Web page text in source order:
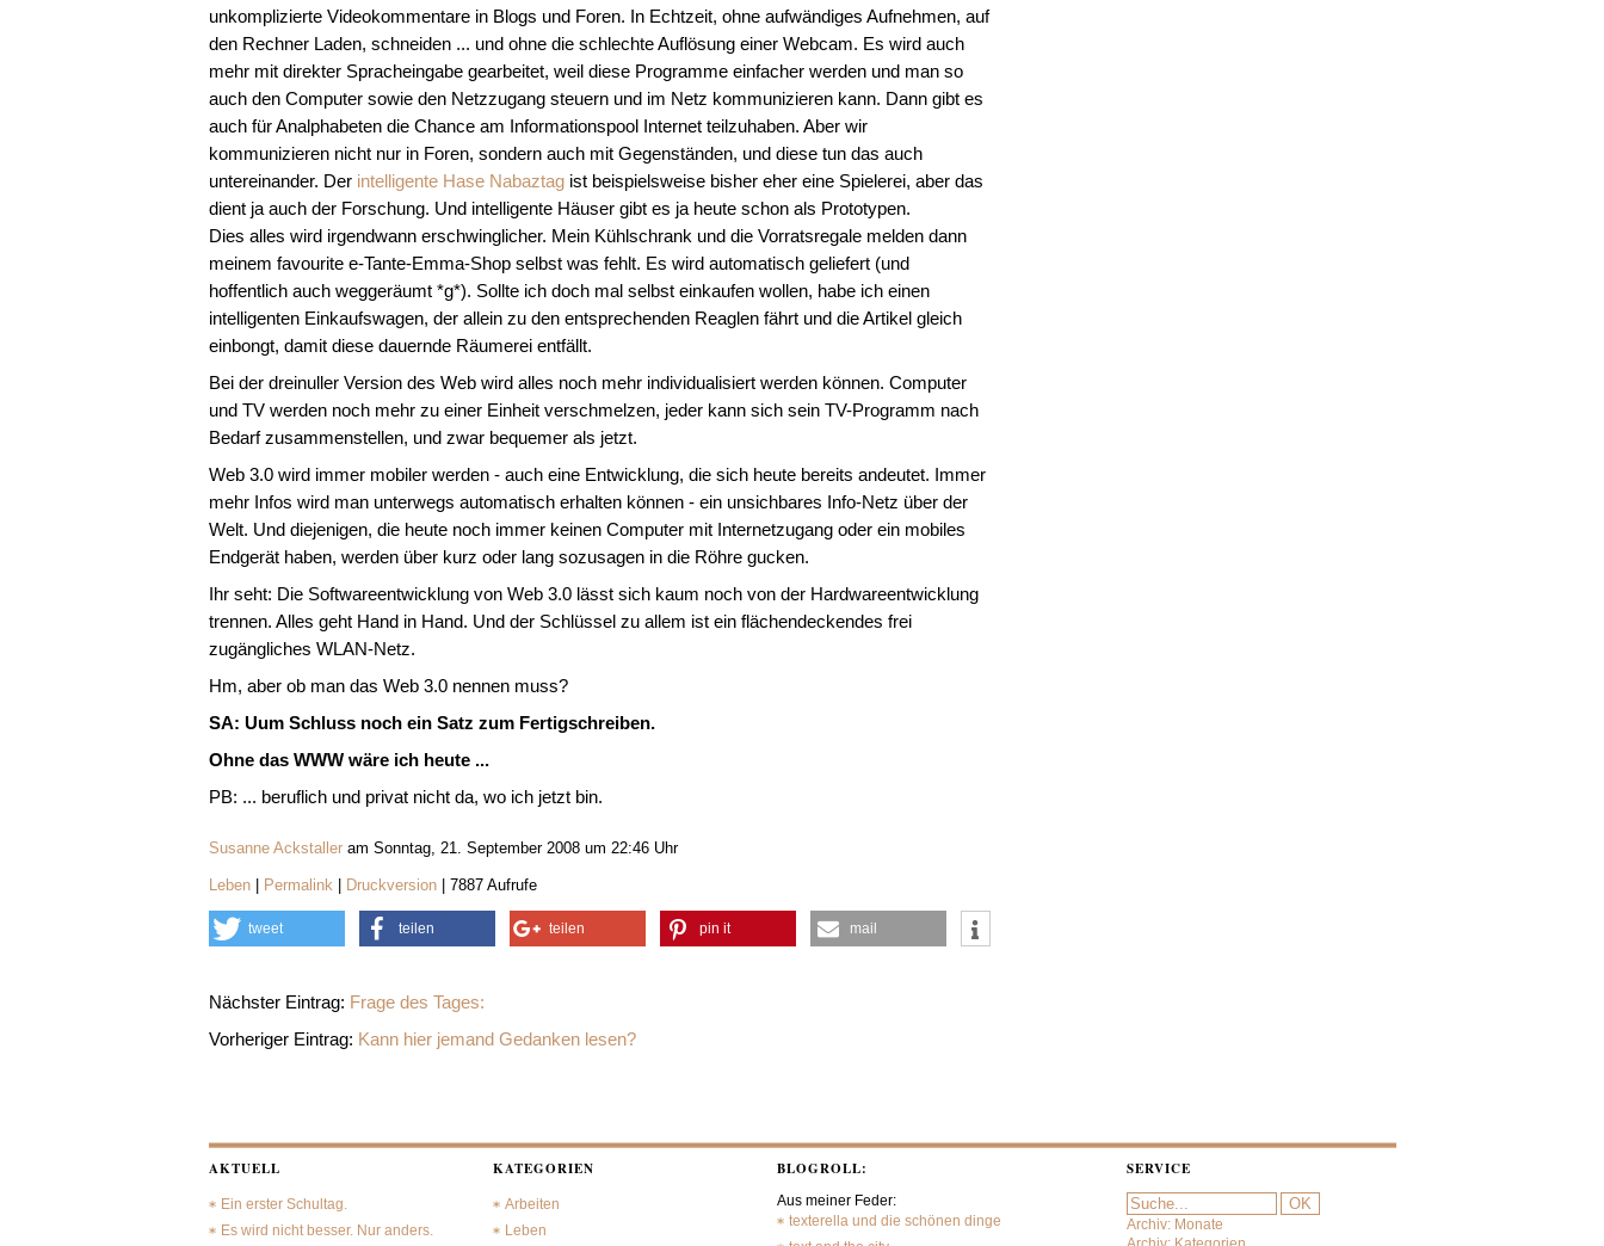
unkomplizierte Videokommentare in Blogs und Foren. In Echtzeit, ohne aufwändiges Aufnehmen, auf
den Rechner Laden, schneiden ... und ohne die schlechte Auflösung einer Webcam. Es wird auch
mehr mit direkter Spracheingabe gearbeitet, weil diese Programme einfacher werden und man so
auch den Computer sowie den Netzzugang steuern und im Netz kommunizieren kann. Dann gibt es
auch für Analphabeten die Chance am Informationspool Internet teilzuhaben. Aber wir
kommunizieren nicht nur in Foren, sondern auch mit Gegenständen, und diese tun das auch
untereinander. Der intelligente Hase Nabaztagist beispielsweise bisher eher eine Spielerei, aber das
dient ja auch der Forschung. Und intelligente Häuser gibt es ja heute schon als Prototypen.
Dies alles wird irgendwann erschwinglicher. Mein Kühlschrank und die Vorratsregale melden dann
meinem favourite e-Tante-Emma-Shop selbst was fehlt. Es wird automatisch geliefert (und
hoffentlich auch weggeräumt *g*). Sollte ich doch mal selbst einkaufen wollen, habe ich einen
intelligenten Einkaufswagen, der allein zu den entsprechenden Reaglen fährt und die Artikel gleich
einbongt, damit diese dauernde Räumerei entfällt.
Bei der dreinuller Version des Web wird alles noch mehr individualisiert werden können. Computer
und TV werden noch mehr zu einer Einheit verschmelzen, jeder kann sich sein TV-Programm nach
Bedarf zusammenstellen, und zwar bequemer als jetzt.
Web 3.0 wird immer mobiler werden - auch eine Entwicklung, die sich heute bereits andeutet. Immer
mehr Infos wird man unterwegs automatisch erhalten können - ein unsichbares Info-Netz über der
Welt. Und diejenigen, die heute noch immer keinen Computer mit Internetzugang oder ein mobiles
Endgerät haben, werden über kurz oder lang sozusagen in die Röhre gucken.
Ihr seht: Die Softwareentwicklung von Web 3.0 lässt sich kaum noch von der Hardwareentwicklung
trennen. Alles geht Hand in Hand. Und der Schlüssel zu allem ist ein flächendeckendes frei
zugängliches WLAN-Netz.
Hm, aber ob man das Web 3.0 nennen muss?
SA: Uum Schluss noch ein Satz zum Fertigschreiben.
Ohne das WWW wäre ich heute ...
PB: ... beruflich und privat nicht da, wo ich jetzt bin.
Susanne Ackstalleram Sonntag, 21. September 2008 um 22:46 Uhr
Leben Permalink| Druckversion| 7887 Aufrufe
tweet teilen teilen pin it mail
Nächster Eintrag: Frage des Tages:
Vorheriger Eintrag: Kann hier jemand Gedanken lesen?
AKTUELL
Ein erster Schultag.
Es wird nicht besser. Nur anders.
KATEGORIEN
Arbeiten
Leben
BLOGROLL:
Aus meiner Feder:
texterella und die schönen dinge
SERVICE
Archiv: Monate